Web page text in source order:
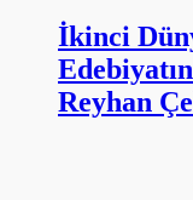
İkinci
Reyhan